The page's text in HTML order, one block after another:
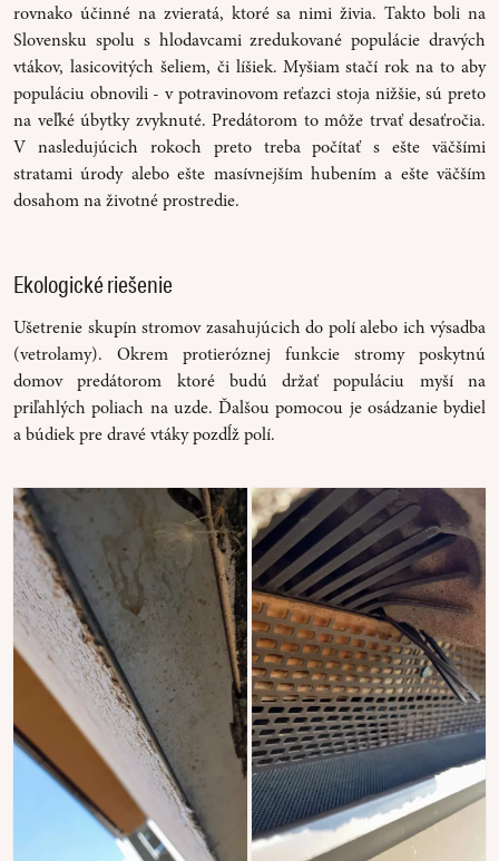
rovnako účinné na zvieratá, ktoré sa nimi živia. Takto boli na
Slovensku spolu s hlodavcami zredukované populácie dravých
vtákov, lasicovitých šeliem, či líšiek. Myšiam stačí rok na to aby
populáciu obnovili - v potravinovom reťazci stoja nižšie, sú preto
na veľké úbytky zvyknuté. Predátorom to môže trvať desaťročia.
V nasledujúcich rokoch preto treba počítať s ešte väčšími
stratami úrody alebo ešte masívnejším hubením a ešte väčším
dosahom na životné prostredie.
Ekologické riešenie
Ušetrenie skupín stromov zasahujúcich do polí alebo ich výsadba
(vetrolamy). Okrem protieróznej funkcie stromy poskytnú
domov predátorom ktoré budú držať populáciu myší na
priľahlých poliach na uzde. Ďalšou pomocou je osádzanie bydiel
a búdiek pre dravé vtáky pozdĺž polí.